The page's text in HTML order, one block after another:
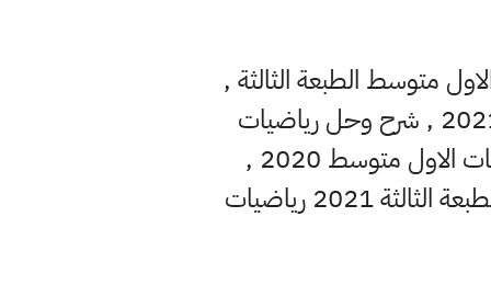
, رياضيات الاول متوسط 2021 , رياضيات الاول متوسط الطبعة الثالثة ,
رياضيات الاول متوسط النسخة الرابعة , رياضيات الاول متوسط للعام الدراسي 2021 , شرح وحل رياضيات
الاول متوسط كامل , تحميل كتاب رياضيات الاول متوسط الجديد , كتاب رياضيات الاول متوسط 2020 ,
تحميل كتاب رياضيات المنهج الجديد , تحميل النسخة الجديدة رياضيات الاول , الطبعة الثالثة 2021 رياضيات